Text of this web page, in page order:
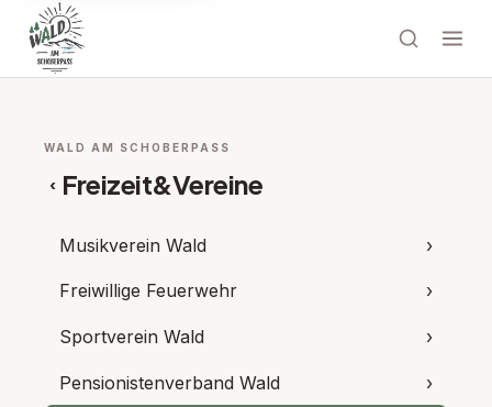
WALD AM SCHOBERPASS
‹ Freizeit&Vereine
Musikverein Wald ›
Freiwillige Feuerwehr ›
Sportverein Wald ›
Pensionistenverband Wald ›